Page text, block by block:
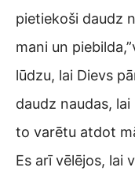
pietiekoši daudz
mani un
lūdzu, lai Dievs
daudz naudas,
to varētu atdot
Es arī vēlējos, lai